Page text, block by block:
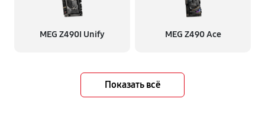
MEG Z490I Unify MEG Z490 Ace
Показать всё